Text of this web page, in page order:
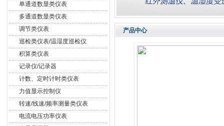
单通道数显类仪表
多通道数显类仪表
调节类仪表
巡检类仪表/温湿度巡检仪
积算类仪表
记录仪/记录器
计数、定时计时类仪表
力值显示控制仪
转速/线速/频率测量类仪表
电流电压功率仪表
产品中心